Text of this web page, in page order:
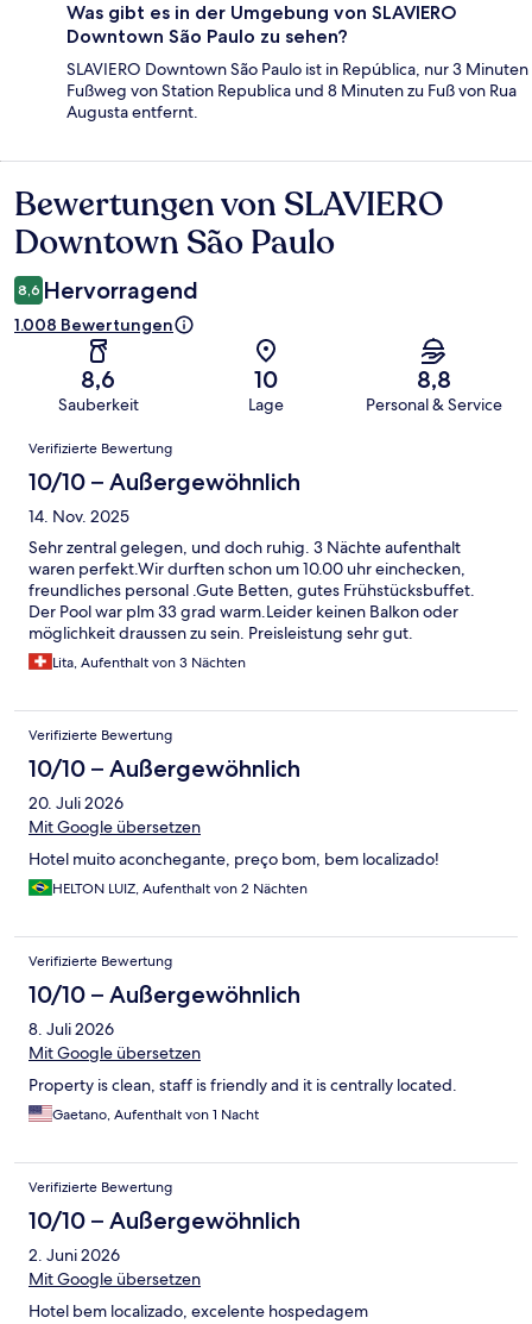
Was gibt es in der Umgebung von SLAVIERO
Downtown São Paulo zu sehen?
SLAVIERO Downtown São Paulo ist in República, nur 3 Minuten
Fußweg von Station Republica und 8 Minuten zu Fuß von Rua
Augusta entfernt.
Bewertungen
Bewertungen von SLAVIERO
Downtown São Paulo
8,6 Hervorragend
1.008 Bewertungen
8,6
Sauberkeit
10
Lage
8,8
Personal & Service
Bewertungen
Verifizierte Bewertung
10/10 – Außergewöhnlich
14. Nov. 2025
Sehr zentral gelegen, und doch ruhig. 3 Nächte aufenthalt
waren perfekt.Wir durften schon um 10.00 uhr einchecken,
freundliches personal .Gute Betten, gutes Frühstücksbuffet.
Der Pool war plm 33 grad warm.Leider keinen Balkon oder
möglichkeit draussen zu sein. Preisleistung sehr gut.
Lita, Aufenthalt von 3 Nächten
Verifizierte Bewertung
10/10 – Außergewöhnlich
20. Juli 2026
Mit Google übersetzen
Hotel muito aconchegante, preço bom, bem localizado!
HELTON LUIZ, Aufenthalt von 2 Nächten
Verifizierte Bewertung
10/10 – Außergewöhnlich
8. Juli 2026
Mit Google übersetzen
Property is clean, staff is friendly and it is centrally located.
Gaetano, Aufenthalt von 1 Nacht
Verifizierte Bewertung
10/10 – Außergewöhnlich
2. Juni 2026
Mit Google übersetzen
Hotel bem localizado, excelente hospedagem